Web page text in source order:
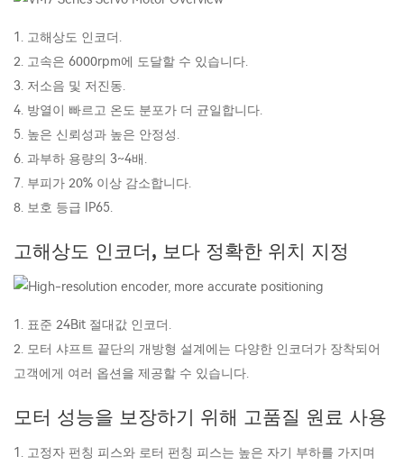
1. 고해상도 인코더.
2. 고속은 6000rpm에 도달할 수 있습니다.
3. 저소음 및 저진동.
4. 방열이 빠르고 온도 분포가 더 균일합니다.
5. 높은 신뢰성과 높은 안정성.
6. 과부하 용량의 3~4배.
7. 부피가 20% 이상 감소합니다.
8. 보호 등급 IP65.
고해상도 인코더, 보다 정확한 위치 지정
1. 표준 24Bit 절대값 인코더.
2. 모터 샤프트 끝단의 개방형 설계에는 다양한 인코더가 장착되어
고객에게 여러 옵션을 제공할 수 있습니다.
모터 성능을 보장하기 위해 고품질 원료 사용
1. 고정자 펀칭 피스와 로터 펀칭 피스는 높은 자기 부하를 가지며